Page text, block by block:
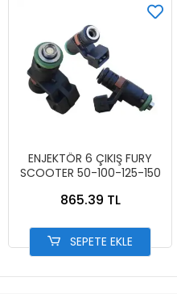
ENJEKTÖR 6 ÇIKIŞ FURY
SCOOTER 50-100-125-150
865.39 TL
SEPETE EKLE